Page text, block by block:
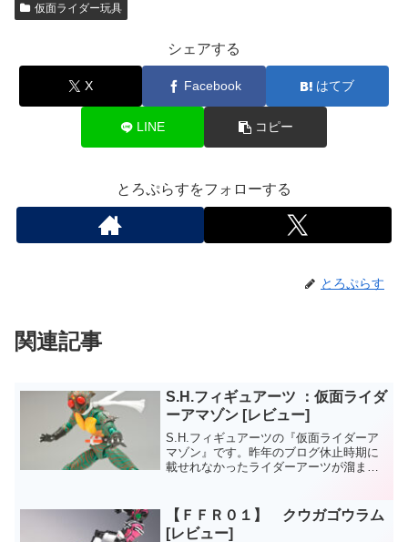
仮面ライダー玩具
シェアする
X Facebook はてブ
LINE コピー
とろぷらすをフォローする
とろぷらす
関連記事
S.H.フィギュアーツ ：仮面ライダ
ーアマゾン [レビュー]
S.H.フィギュアーツの『仮面ライダーア
マゾン』です。昨年のブログ休止時期に
載せれなかったライダーアーツが溜まっ
版。他にamazon限定版も発売されていま
したが、限定版は...
【ＦＦＲ０１】 クウガゴウラム
[レビュー]